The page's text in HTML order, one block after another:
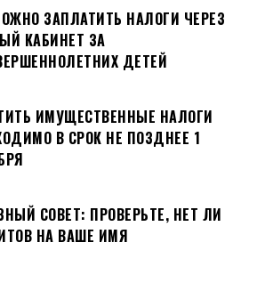
ЗАПЛАТИТЬ НАЛОГИ ЧЕРЕЗ
КАБИНЕТ ЗА
ДЕТЕЙ
ИМУЩЕСТВЕННЫЕ НАЛОГИ
В СРОК НЕ ПОЗДНЕЕ 1
СОВЕТ: ПРОВЕРЬТЕ, НЕТ ЛИ
НА ВАШЕ ИМЯ